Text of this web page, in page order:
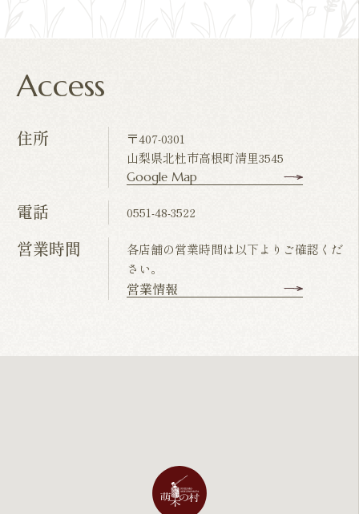
Access
住所
〒407-0301
山梨県北杜市高根町清里3545
Google Map
電話 0551-48-3522
営業時間
各店舗の営業時間は以下よりご確認くだ
さい。
営業情報